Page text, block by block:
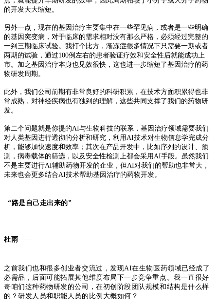
的开发大大缩短。
另外一点， 现在的基因治疗主要集中在一些罕见病，或者是一些明确
的基因突变病，对于临床的需求相对没有那么严格，必须经过完整的
一到三期临床试验。 我打个比方，渐冻症很多情况下只需要一期或者
两期的试验，通过100例左右的患者验证疗效和安全性后就能成功上
市。加之基因治疗本身也见效很快，这也进一步缩短了基因治疗的药
物研发周期。
此外，我们公司前期有非常良好的科研积累，在技术方面积累得也非
常成熟，对神经疾病也有独到的理解，这些共同支撑了我们的药物研
发。
第二个问题就是你提的AI与生物科技的联系，基因治疗领域需要我们
对人类基因进行透彻的分析和研究，利用AI技术对生物信息学完成分
析，能够加快速度和效率；其次在产品开发中，比如序列的设计、预
测，病毒载体的筛选，以及安全性检测上都会采用AI手段。 虽然我们
不是主要进行AI辅助药物开发的企业，但AI对我们的帮助也非常大，
未来也会更多结合AI技术帮助基因治疗的药物开发。
“路是自己走出来的”
杜雨——
之前我们也和很多创业者交流过，发现AI在生物医药领域已经成了
必需品，后面可能拓展其他维度布局下一步竞争重点。我一直很好
奇咱们这种药物研发的公司，在初创阶段团队规模和结构是什么样
的？研发人员和职能人员的比例大概如何？